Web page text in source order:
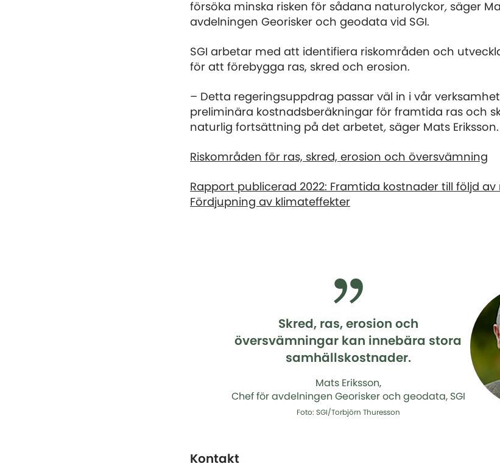
försöka minska risken för sådana naturolyckor, säger
avdelningen Georisker och geodata vid SGI.
SGI arbetar med att identifiera riskområden och
för att förebygga ras, skred och erosion.
– Detta regeringsuppdrag passar väl in i vår
preliminära kostnadsberäkningar för framtida ras och
naturlig fortsättning på det arbetet, säger Mats Eriksson.
Riskområden för ras, skred, erosion och översvämning
Rapport publicerad 2022: Framtida kostnader till följd av
Fördjupning av klimateffekter
Skred, ras, erosion och
översvämningar kan innebära stora
samhällskostnader.
Mats Eriksson,
Chef för avdelningen Georisker och geodata, SGI
Foto: SGI/Torbjörn Thuresson
Kontakt